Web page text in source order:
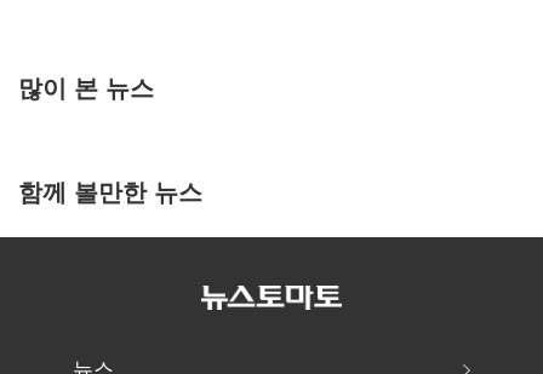
많이 본 뉴스
함께 볼만한 뉴스
뉴스